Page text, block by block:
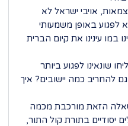
אויבי ישראל לא
לפגוע באופן משמעותי
במו עינינו את קיום הברית
שונאינו לפגוע ביותר
להחריב כמה יישובים? איך
הזאת מורכבת מכמה
יסודיים בתורת קול התור,